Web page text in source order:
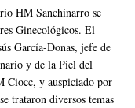
HM Sanchinarro se
Ginecológicos. El
García-Donas, jefe de
y de la Piel del
Ciocc, y auspiciado por
trataron diversos temas